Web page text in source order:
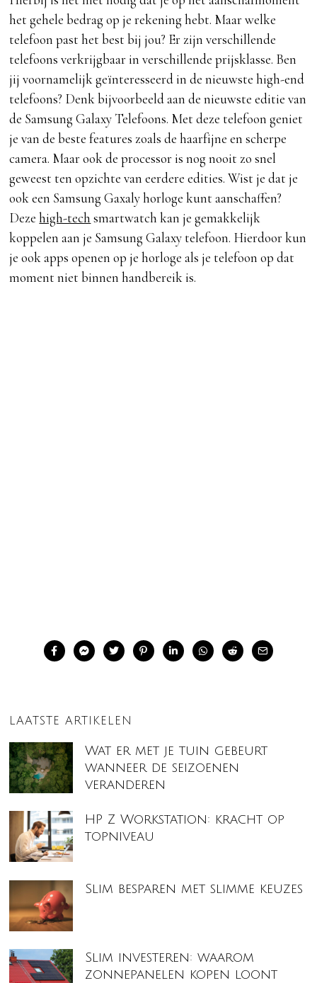
het gehele bedrag op je rekening hebt. Maar welke
telefoon past het best bij jou? Er zijn verschillende
telefoons verkrijgbaar in verschillende prijsklasse. Ben
jij voornamelijk geïnteresseerd in de nieuwste high-end
telefoons? Denk bijvoorbeeld aan de nieuwste editie van
de Samsung Galaxy Telefoons. Met deze telefoon geniet
je van de beste features zoals de haarfijne en scherpe
camera. Maar ook de processor is nog nooit zo snel
geweest ten opzichte van eerdere edities. Wist je dat je
ook een Samsung Gaxaly horloge kunt aanschaffen?
Dezehigh-tech smartwatch kan je gemakkelijk
koppelen aan je Samsung Galaxy telefoon. Hierdoor kun
je ook apps openen op je horloge als je telefoon op dat
moment niet binnen handbereik is.
LAATSTE ARTIKELEN
Wat er met je tuin gebeurt
wanneer de seizoenen
veranderen
HP Z Workstation: kracht op
topniveau
Slim besparen met slimme keuzes
Slim investeren: waarom
zonnepanelen kopen loont